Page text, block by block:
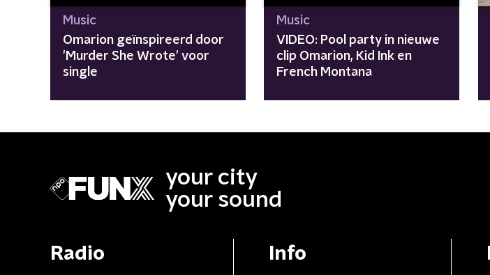
Music
Omarion geïnspireerd door
'Murder She Wrote' voor
single
Music
VIDEO: Pool party in nieuwe
clip Omarion, Kid Ink en
French Montana
your city
your sound
Radio Info